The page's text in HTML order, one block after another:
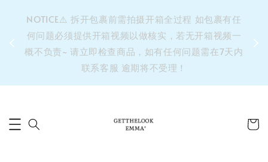
⚠️
NOTICE⚠️ 拆开包裹前需拍摄开箱全过程 如包裹有任
何问题必须提供开箱视频以做核实，若无开箱视频一
概不负责~ 请立即检查商品，如有任何问题需在7天内
联系客服 逾期将不受理！